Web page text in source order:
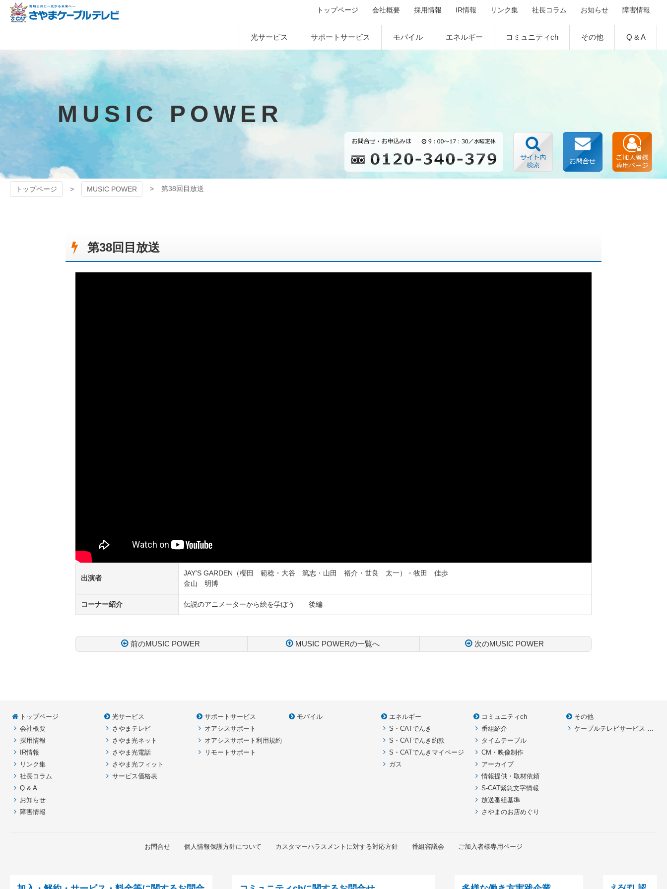
本
キ
ッ
テレビ
トップページ 会社概要 採用情報 IR情報 リンク集 社長コラム お知らせ 障害情報
光サービス サポートサービス モバイル エネルギー コミュニティch その他 Q & A
MUSIC POWER
トップページ MUSIC POWER 第38回目放送
第38回目放送
出演者
JAY'S GARDEN（櫻田 範稔・大谷 篤志・山田 裕介・世良 太一）・牧田 佳歩
金山 明博
コーナー紹介 伝説のアニメーターから絵を学ぼう 後編
前のMUSIC POWER MUSIC POWERの一覧へ 次のMUSIC POWER
文
へ
トップページ
会社概要
採用情報
IR情報
リンク集
社長コラム
Q & A
お知らせ
障害情報
光サービス
さやまテレビ
さやま光ネット
さやま光電話
さやま光フィット
サービス価格表
サポートサービス
オアシスサポート
オアシスサポート利用規約
リモートサポート
モバイル
エネルギー
S・CATでんき
S・CATでんき約款
S・CATでんきマイページ
ガス
コミュニティch
番組紹介
タイムテーブル
CM・映像制作
アーカイブ
情報提供・取材依頼
S-CAT緊急文字情報
放送番組基準
さやまのお店めぐり
その他
ケーブルテレビサービス HOME
お問合せ 個人情報保護方針について カスタマーハラスメントに対する対応方針 番組審議会 ご加入者様専用ページ